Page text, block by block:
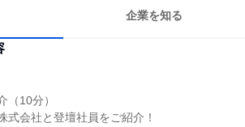
企業を知る
（10分）
式会社と登壇社員をご紹介！